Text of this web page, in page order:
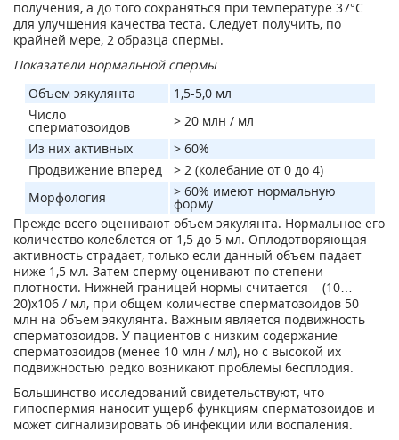
получения, а до того сохраняться при температуре 37°С
для улучшения качества теста. Следует получить, по
крайней мере, 2 образца спермы.
Показатели нормальной спермы
Объем эякулянта
1,5-5,0 мл
Число
сперматозоидов
> 20 млн / мл
Из них активных
> 60%
Продвижение вперед
> 2 (колебание от 0 до 4)
Морфология
> 60% имеют нормальную
форму
Прежде всего оценивают объем эякулянта. Нормальное его
количество колеблется от 1,5 до 5 мл. Оплодотворяющая
активность страдает, только если данный объем падает
ниже 1,5 мл. Затем сперму оценивают по степени
плотности. Нижней границей нормы считается – (10…
20)x106 / мл, при общем количестве сперматозоидов 50
млн на объем эякулянта. Важным является подвижность
сперматозоидов. У пациентов с низким содержание
сперматозоидов (менее 10 млн / мл), но с высокой их
подвижностью редко возникают проблемы бесплодия.
Большинство исследований свидетельствуют, что
гипоспермия наносит ущерб функциям сперматозоидов и
может сигнализировать об инфекции или воспаления.